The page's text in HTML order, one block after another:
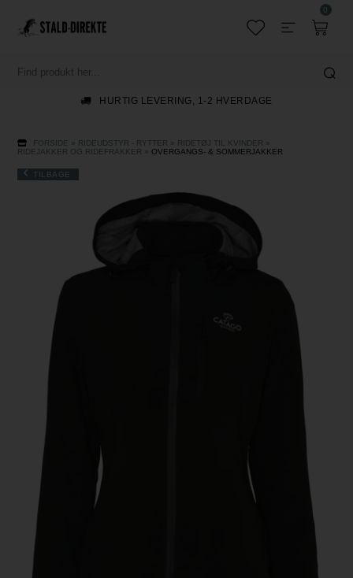
0
HURTIG LEVERING, 1-2 HVERDAGE
FORSIDE » RIDEUDSTYR - RYTTER » RIDETØJ TIL KVINDER
»
RIDEJAKKER OG RIDEFRAKKER
»OVERGANGS- & SOMMERJAKKER
TILBAGE